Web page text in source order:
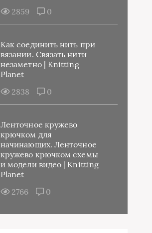
2859
0
Как соединить нить при
вязании. Связать нити
незаметно | Knitting
Planet
2838
0
Ленточное кружево
крючком для
начинающих. Ленточное
кружево крючком схемы
и модели видео | Knitting
Planet
2766
0